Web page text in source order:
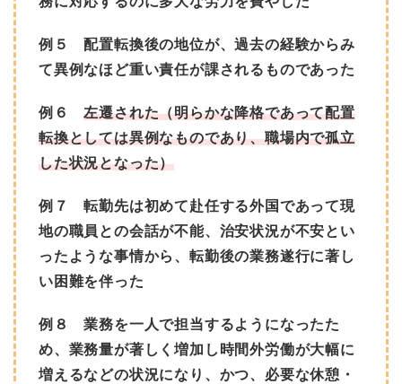
例５ 配置転換後の地位が、過去の経験からみ
て異例なほど重い責任が課されるものであった
例６左遷された（明らかな降格であって配置
転換としては異例なものであり、職場内で孤立
した状況となった）
例７ 転勤先は初めて赴任する外国であって現
地の職員との会話が不能、治安状況が不安とい
ったような事情から、転勤後の業務遂行に著し
い困難を伴った
例８ 業務を一人で担当するようになったた
め、業務量が著しく増加し時間外労働が大幅に
増えるなどの状況になり、かつ、必要な休憩・